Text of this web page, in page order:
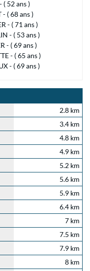
( 52 ans )
( 68 ans )
- ( 71 ans )
- ( 53 ans )
- ( 69 ans )
- ( 65 ans )
- ( 69 ans )
2.8 km
3.4 km
4.8 km
4.9 km
5.2 km
5.6 km
5.9 km
6.4 km
7 km
7.5 km
7.9 km
8 km